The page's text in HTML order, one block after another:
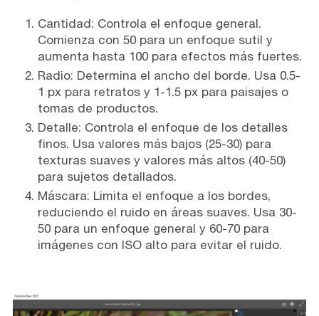
Cantidad: Controla el enfoque general.
Comienza con 50 para un enfoque sutil y
aumenta hasta 100 para efectos más fuertes.
Radio: Determina el ancho del borde. Usa 0.5-
1 px para retratos y 1-1.5 px para paisajes o
tomas de productos.
Detalle: Controla el enfoque de los detalles
finos. Usa valores más bajos (25-30) para
texturas suaves y valores más altos (40-50)
para sujetos detallados.
Máscara: Limita el enfoque a los bordes,
reduciendo el ruido en áreas suaves. Usa 30-
50 para un enfoque general y 60-70 para
imágenes con ISO alto para evitar el ruido.